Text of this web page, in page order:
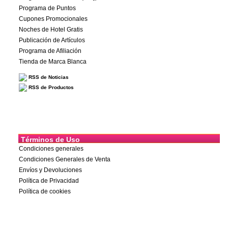
Programa de Puntos
Cupones Promocionales
Noches de Hotel Gratis
Publicación de Artículos
Programa de Afiliación
Tienda de Marca Blanca
RSS de Noticias
RSS de Productos
Términos de Uso
Condiciones generales
Condiciones Generales de Venta
Envíos y Devoluciones
Política de Privacidad
Política de cookies